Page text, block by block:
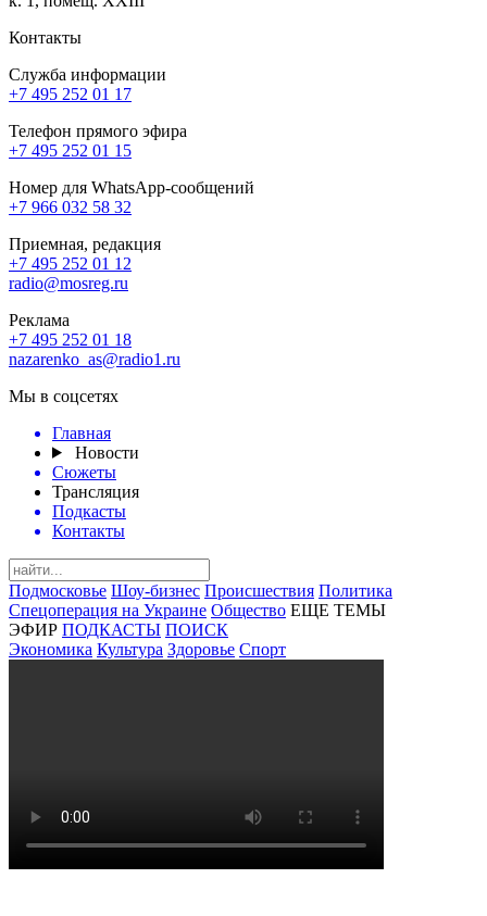
Контакты
Служба информации
+7 495 252 01 17
Телефон прямого эфира
+7 495 252 01 15
Номер для WhatsApp-сообщений
+7 966 032 58 32
Приемная, редакция
+7 495 252 01 12
radio@mosreg.ru
Реклама
+7 495 252 01 18
nazarenko_as@radio1.ru
Мы в соцсетях
Главная
Новости
Сюжеты
Трансляция
Подкасты
Контакты
Подмосковье Шоу-бизнес Происшествия Политика
Спецоперация на Украине Общество ЕЩЕ ТЕМЫ
ЭФИР ПОДКАСТЫ ПОИСК
Экономика Культура Здоровье Спорт